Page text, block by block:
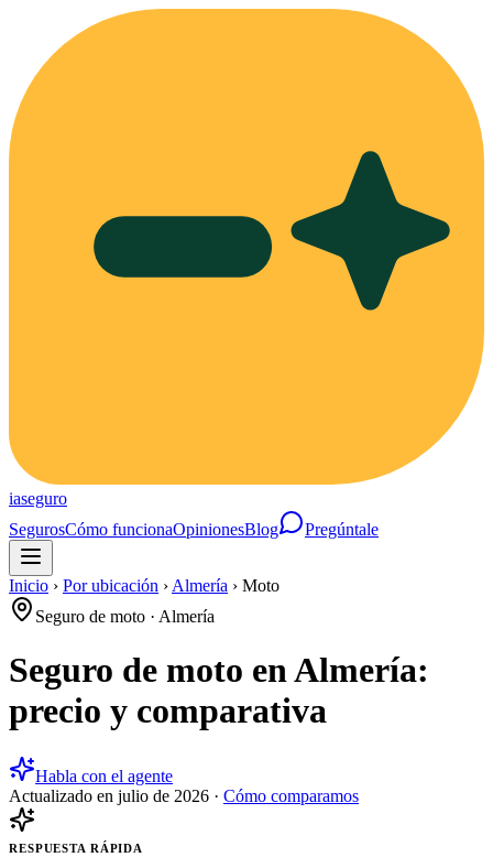
iaseguro
SegurosCómo funcionaOpinionesBlog Pregúntale
Inicio › Por ubicación › Almería › Moto
Seguro de moto · Almería
Seguro de moto en Almería:
precio y comparativa
Habla con el agente
Actualizado en julio de 2026 · Cómo comparamos
RESPUESTA RÁPIDA